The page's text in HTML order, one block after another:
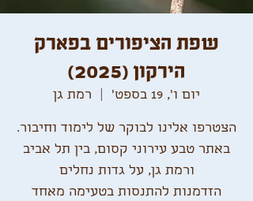
שפת הציפורים בפארק
הירקון (2025)
יום ו׳, 19 בספט׳ רמת גן
באתר טבע עירוני קסום, בין תל אביב
הזדמנות להתנסות בטעימה מאחד